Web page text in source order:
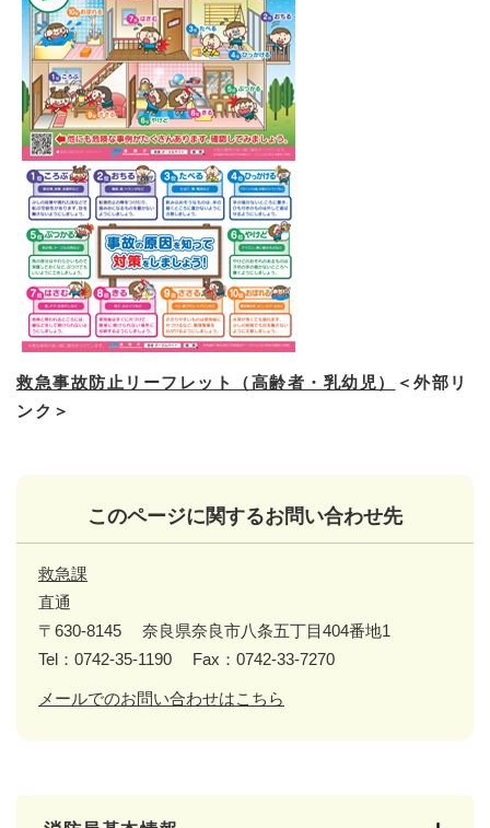
救急事故防止リーフレット（高齢者・乳幼児）
＜外部リ
ンク＞
このページに関するお問い合わせ先
救急課
直通
〒630-8145
奈良県奈良市八条五丁目404番地1
Tel：0742-35-1190
Fax：0742-33-7270
メールでのお問い合わせはこちら